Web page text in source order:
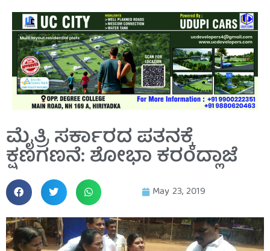
ಮೈತ್ರಿ ಸರ್ಕಾರದ ಪತನಕ್ಕೆ
ಕ್ಷಣಗಣನೆ: ಶೋಭಾ ಕರಂದ್ಲಾಜೆ
May 23, 2019